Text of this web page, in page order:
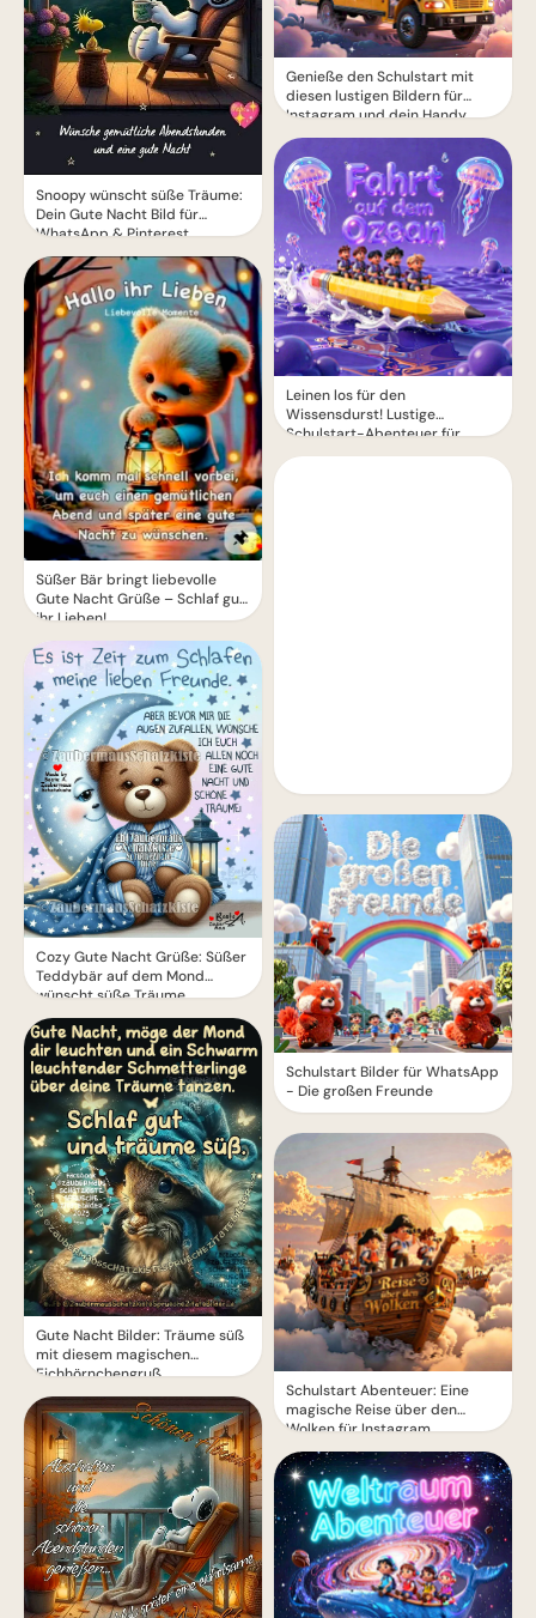
Snoopy wünscht süße Träume:
Dein Gute Nacht Bild für
WhatsApp & Pinterest
Süßer Bär bringt liebevolle
Gute Nacht Grüße – Schlaf gut,
ihr Lieben!
Cozy Gute Nacht Grüße: Süßer
Teddybär auf dem Mond
wünscht süße Träume
Gute Nacht Bilder: Träume süß
mit diesem magischen
Eichhörnchengruß
Genieße den Schulstart mit
diesen lustigen Bildern für
Instagram und dein Handy
Leinen los für den
Wissensdurst! Lustige
Schulstart-Abenteuer für
Instagram.
Schulstart Bilder für WhatsApp
- Die großen Freunde
Schulstart Abenteuer: Eine
magische Reise über den
Wolken für Instagram